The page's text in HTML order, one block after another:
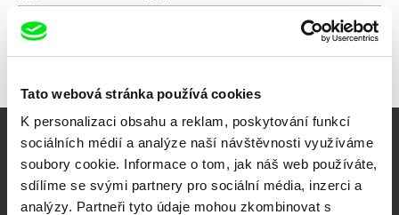
Tato webová stránka používá cookies
K personalizaci obsahu a reklam, poskytování funkcí
sociálních médií a analýze naší návštěvnosti využíváme
soubory cookie. Informace o tom, jak náš web používáte,
sdílíme se svými partnery pro sociální média, inzerci a
analýzy. Partneři tyto údaje mohou zkombinovat s
Barva
Vaše online
dokumentární kino